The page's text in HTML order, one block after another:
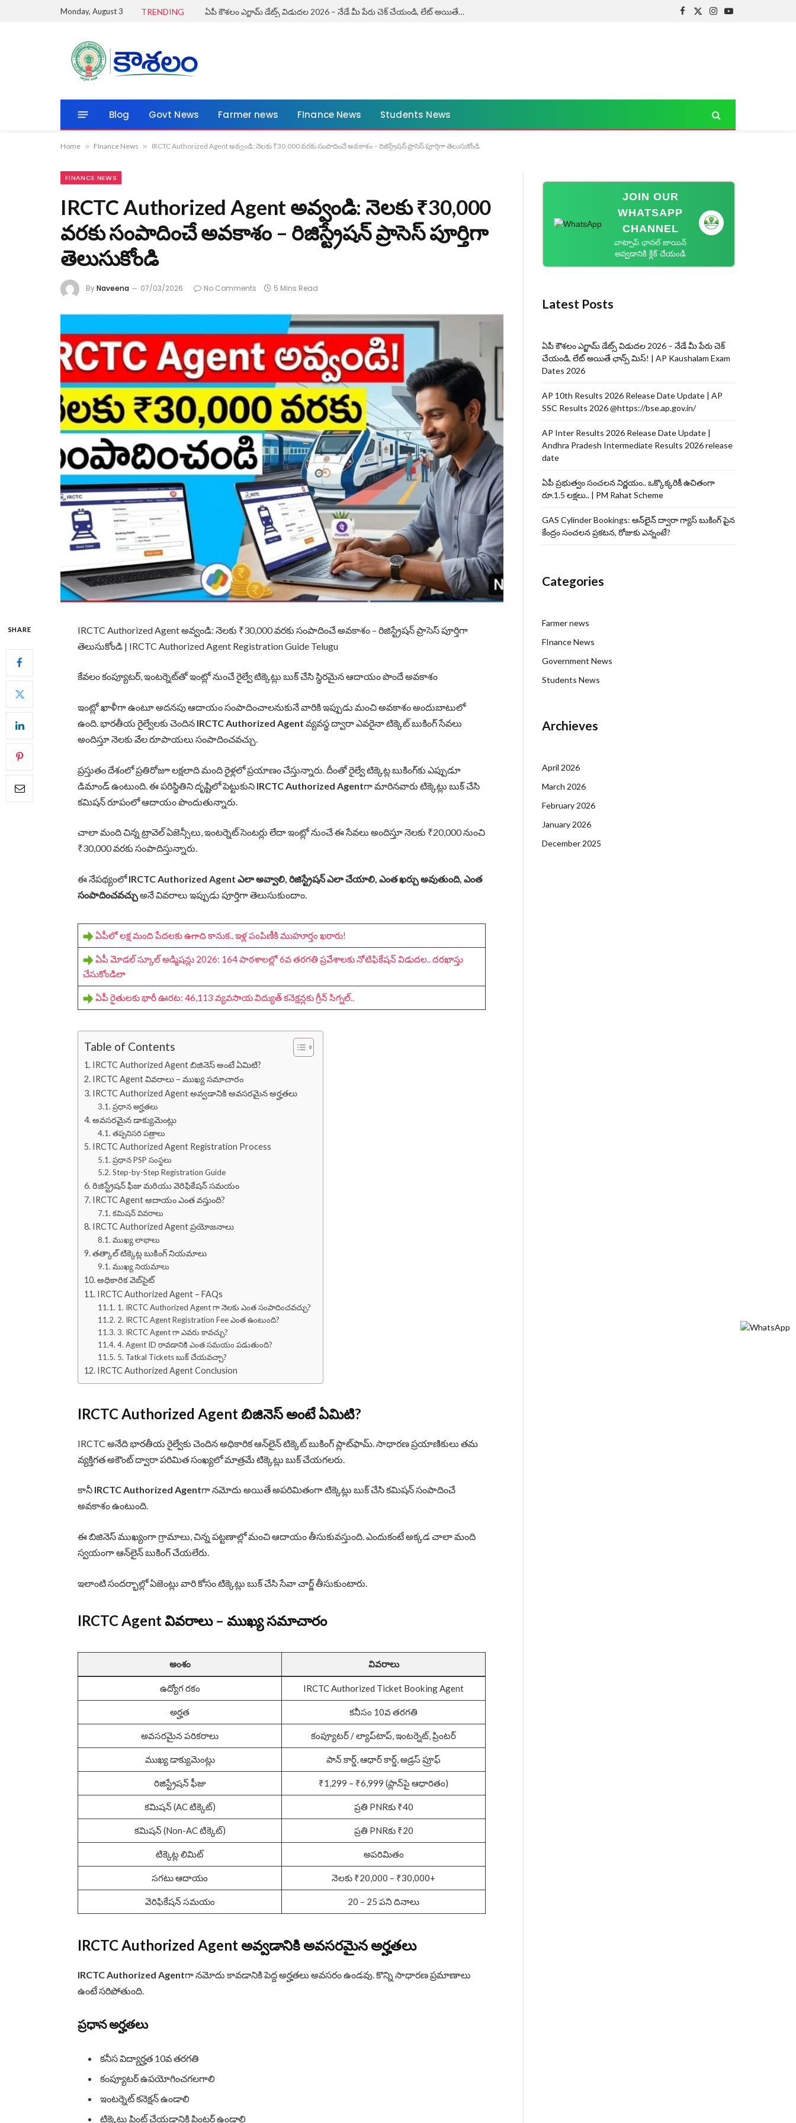
Monday, August 3 TRENDING ఏపీ కౌశలం ఎగ్జామ్ డేట్స్ విడుదల 2026 – నేడే మీ పేరు చెక్ చేయండి, లేట్ అయితే ఛాన్స్ మిస్! | AP Kaushalam Exam Dates 2026
Facebook
X
Instagram
YouTube
Blog Govt News Farmer news FInance News Students News
Home » FInance News » IRCTC Authorized Agent అవ్వండి: నెలకు ₹30,000 వరకు సంపాదించే అవకాశం – రిజిస్ట్రేషన్ ప్రాసెస్ పూర్తిగా తెలుసుకోండి
FINANCE NEWS
IRCTC Authorized Agent అవ్వండి: నెలకు ₹30,000
వరకు సంపాదించే అవకాశం – రిజిస్ట్రేషన్ ప్రాసెస్ పూర్తిగా
తెలుసుకోండి
ByNaveena 07/03/2026 No Comments 5 Mins Read
SHARE
IRCTC Authorized Agent అవ్వండి: నెలకు ₹30,000 వరకు సంపాదించే అవకాశం – రిజిస్ట్రేషన్ ప్రాసెస్ పూర్తిగా
తెలుసుకోండి | IRCTC Authorized Agent Registration Guide Telugu
కేవలం కంప్యూటర్, ఇంటర్నెట్‌తో ఇంట్లో నుంచే రైల్వే టిక్కెట్లు బుక్ చేసి స్థిరమైన ఆదాయం పొందే అవకాశం
ఇంట్లో ఖాళీగా ఉంటూ అదనపు ఆదాయం సంపాదించాలనుకునే వారికి ఇప్పుడు మంచి అవకాశం అందుబాటులో
ఉంది. భారతీయ రైల్వేలకు చెందిన IRCTC Authorized Agent వ్యవస్థ ద్వారా ఎవరైనా టిక్కెట్ బుకింగ్ సేవలు
అందిస్తూ నెలకు వేల రూపాయలు సంపాదించవచ్చు.
ప్రస్తుతం దేశంలో ప్రతిరోజూ లక్షలాది మంది రైళ్లలో ప్రయాణం చేస్తున్నారు. దీంతో రైల్వే టిక్కెట్ల బుకింగ్‌కు ఎప్పుడూ
డిమాండ్ ఉంటుంది. ఈ పరిస్థితిని దృష్టిలో పెట్టుకుని IRCTC Authorized Agentగా మారినవారు టిక్కెట్లు బుక్ చేసి
కమిషన్ రూపంలో ఆదాయం పొందుతున్నారు.
చాలా మంది చిన్న ట్రావెల్ ఏజెన్సీలు, ఇంటర్నెట్ సెంటర్లు లేదా ఇంట్లో నుంచే ఈ సేవలు అందిస్తూ నెలకు ₹20,000 నుంచి
₹30,000 వరకు సంపాదిస్తున్నారు.
ఈ నేపథ్యంలోIRCTC Authorized Agent ఎలా అవ్వాలి, రిజిస్ట్రేషన్ ఎలా చేయాలి, ఎంత ఖర్చు అవుతుంది, ఎంత
సంపాదించవచ్చుఅనే వివరాలు ఇప్పుడు పూర్తిగా తెలుసుకుందాం.
ఏపీలో లక్ష మంది పేదలకు ఉగాది కానుక.. ఇళ్ల పంపిణీకి ముహూర్తం ఖరారు!
ఏపీ మోడల్ స్కూల్ అడ్మిషన్లు 2026: 164 పాఠశాలల్లో 6వ తరగతి ప్రవేశాలకు నోటిఫికేషన్ విడుదల.. దరఖాస్తు
చేసుకోండిలా
ఏపీ రైతులకు భారీ ఊరట: 46,113 వ్యవసాయ విద్యుత్ కనెక్షన్లకు గ్రీన్ సిగ్నల్..
Table of Contents
IRCTC Authorized Agent బిజినెస్ అంటే ఏమిటి?
IRCTC Agent వివరాలు – ముఖ్య సమాచారం
IRCTC Authorized Agent అవ్వడానికి అవసరమైన అర్హతలు
ప్రధాన అర్హతలు
అవసరమైన డాక్యుమెంట్లు
తప్పనిసరి పత్రాలు
IRCTC Authorized Agent Registration Process
ప్రధాన PSP సంస్థలు
Step-by-Step Registration Guide
రిజిస్ట్రేషన్ ఫీజు మరియు వెరిఫికేషన్ సమయం
IRCTC Agent ఆదాయం ఎంత వస్తుంది?
కమిషన్ వివరాలు
IRCTC Authorized Agent ప్రయోజనాలు
ముఖ్య లాభాలు
తత్కాల్ టిక్కెట్ల బుకింగ్ నియమాలు
ముఖ్య నియమాలు
అధికారిక వెబ్‌సైట్
IRCTC Authorized Agent – FAQs
1. IRCTC Authorized Agent గా నెలకు ఎంత సంపాదించవచ్చు?
2. IRCTC Agent Registration Fee ఎంత ఉంటుంది?
3. IRCTC Agent గా ఎవరు కావచ్చు?
4. Agent ID రావడానికి ఎంత సమయం పడుతుంది?
5. Tatkal Tickets బుక్ చేయవచ్చా?
IRCTC Authorized Agent Conclusion
IRCTC Authorized Agent బిజినెస్ అంటే ఏమిటి?
IRCTC అనేది భారతీయ రైల్వేకు చెందిన అధికారిక ఆన్‌లైన్ టిక్కెట్ బుకింగ్ ప్లాట్‌ఫామ్. సాధారణ ప్రయాణికులు తమ
వ్యక్తిగత అకౌంట్ ద్వారా పరిమిత సంఖ్యలో మాత్రమే టిక్కెట్లు బుక్ చేయగలరు.
కానీ IRCTC Authorized Agentగా నమోదు అయితే అపరిమితంగా టిక్కెట్లు బుక్ చేసి కమిషన్ సంపాదించే
అవకాశం ఉంటుంది.
ఈ బిజినెస్ ముఖ్యంగా గ్రామాలు, చిన్న పట్టణాల్లో మంచి ఆదాయం తీసుకువస్తుంది. ఎందుకంటే అక్కడ చాలా మంది
స్వయంగా ఆన్‌లైన్ బుకింగ్ చేయలేరు.
ఇలాంటి సందర్భాల్లో ఏజెంట్లు వారి కోసం టిక్కెట్లు బుక్ చేసి సేవా చార్జ్ తీసుకుంటారు.
IRCTC Agent వివరాలు – ముఖ్య సమాచారం
అంశం వివరాలు
ఉద్యోగ రకం IRCTC Authorized Ticket Booking Agent
అర్హత కనీసం 10వ తరగతి
అవసరమైన పరికరాలు కంప్యూటర్ / ల్యాప్‌టాప్, ఇంటర్నెట్, ప్రింటర్
ముఖ్య డాక్యుమెంట్లు పాన్ కార్డ్, ఆధార్ కార్డ్, అడ్రస్ ప్రూఫ్
రిజిస్ట్రేషన్ ఫీజు ₹1,299 – ₹6,999 (ప్లాన్‌పై ఆధారితం)
కమిషన్ (AC టిక్కెట్) ప్రతి PNRకు ₹40
కమిషన్ (Non-AC టిక్కెట్) ప్రతి PNRకు ₹20
టిక్కెట్ల లిమిట్ అపరిమితం
సగటు ఆదాయం నెలకు ₹20,000 – ₹30,000+
వెరిఫికేషన్ సమయం 20 – 25 పని దినాలు
IRCTC Authorized Agent అవ్వడానికి అవసరమైన అర్హతలు
IRCTC Authorized Agentగా నమోదు కావడానికి పెద్ద అర్హతలు అవసరం ఉండవు. కొన్ని సాధారణ ప్రమాణాలు
ఉంటే సరిపోతుంది.
ప్రధాన అర్హతలు
కనీస విద్యార్హత 10వ తరగతి
కంప్యూటర్ ఉపయోగించగలగాలి
ఇంటర్నెట్ కనెక్షన్ ఉండాలి
టిక్కెట్లు ప్రింట్ చేయడానికి ప్రింటర్ ఉండాలి
JOIN OUR
WHATSAPP
CHANNEL
వాట్సాప్ ఛానల్ జాయిన్
అవ్వడానికి క్లిక్ చేయండి
Latest Posts
ఏపీ కౌశలం ఎగ్జామ్ డేట్స్ విడుదల 2026 – నేడే మీ పేరు చెక్
చేయండి, లేట్ అయితే ఛాన్స్ మిస్! | AP Kaushalam Exam
Dates 2026
AP 10th Results 2026 Release Date Update | AP
SSC Results 2026 @https://bse.ap.gov.in/
AP Inter Results 2026 Release Date Update |
Andhra Pradesh Intermediate Results 2026 release
date
ఏపీ ప్రభుత్వం సంచలన నిర్ణయం.. ఒక్కొక్కరికీ ఉచితంగా
రూ.1.5 లక్షలు.. | PM Rahat Scheme
GAS Cylinder Bookings: ఆన్‌లైన్‌ ద్వారా గ్యాస్ బుకింగ్ పైన
కేంద్రం సంచలన ప్రకటన, రోజుకు ఎన్నంటే?
Categories
Farmer news
FInance News
Government News
Students News
Archieves
April 2026
March 2026
February 2026
January 2026
December 2025